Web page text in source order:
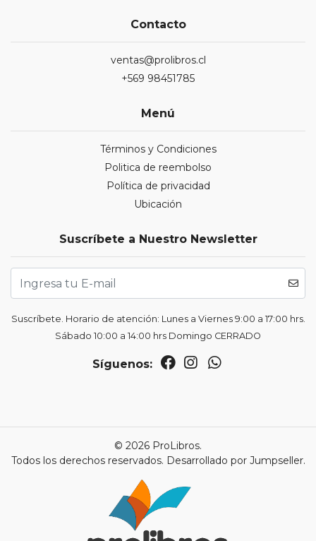
Contacto
ventas@prolibros.cl
+569 98451785
Menú
Términos y Condiciones
Politica de reembolso
Política de privacidad
Ubicación
Suscríbete a Nuestro Newsletter
Suscríbete. Horario de atención: Lunes a Viernes 9:00 a 17:00 hrs.
Sábado 10:00 a 14:00 hrs Domingo CERRADO
Síguenos:
© 2026 ProLibros.
Todos los derechos reservados. Desarrollado por Jumpseller.